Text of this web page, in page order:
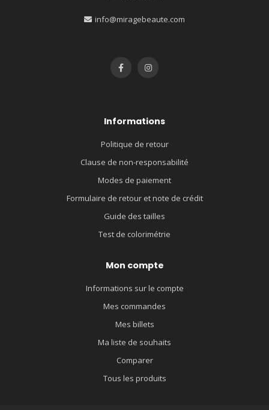
info@miragebeaute.com
Informations
Politique de retour
Clause de non-responsabilité
Modes de paiement
Formulaire de retour et note de crédit
Guide des tailles
Test de colorimétrie
Mon compte
Informations sur le compte
Mes commandes
Mes billets
Ma liste de souhaits
Comparer
Tous les produits